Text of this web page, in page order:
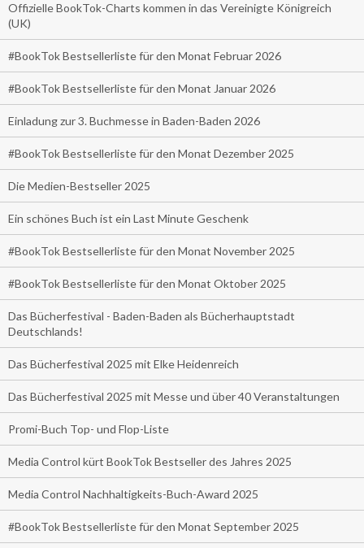
Offizielle BookTok-Charts kommen in das Vereinigte Königreich
(UK)
#BookTok Bestsellerliste für den Monat Februar 2026
#BookTok Bestsellerliste für den Monat Januar 2026
Einladung zur 3. Buchmesse in Baden-Baden 2026
#BookTok Bestsellerliste für den Monat Dezember 2025
Die Medien-Bestseller 2025
Ein schönes Buch ist ein Last Minute Geschenk
#BookTok Bestsellerliste für den Monat November 2025
#BookTok Bestsellerliste für den Monat Oktober 2025
Das Bücherfestival - Baden-Baden als Bücherhauptstadt
Deutschlands!
Das Bücherfestival 2025 mit Elke Heidenreich
Das Bücherfestival 2025 mit Messe und über 40 Veranstaltungen
Promi-Buch Top- und Flop-Liste
Media Control kürt BookTok Bestseller des Jahres 2025
Media Control Nachhaltigkeits-Buch-Award 2025
#BookTok Bestsellerliste für den Monat September 2025